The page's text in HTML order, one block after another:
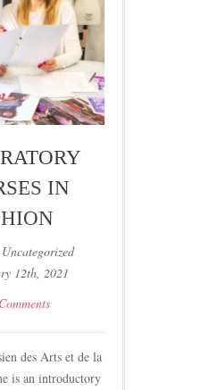
IN
12th, 2021
des Arts et de la
is an introductory